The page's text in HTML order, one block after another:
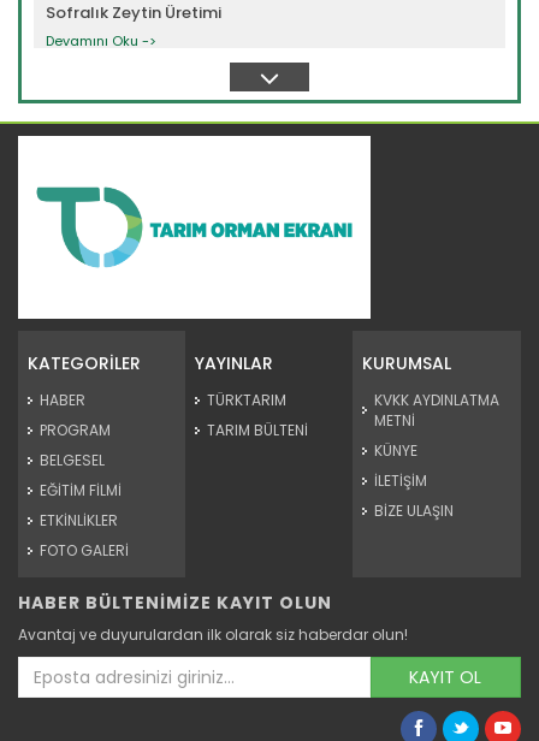
Sofralık Zeytin Üretimi
Devamını Oku ->
Organik Zeytin Yetiştiriciliği
Devamını Oku ->
KATEGORİLER
HABER
PROGRAM
BELGESEL
EĞİTİM FİLMİ
ETKİNLİKLER
FOTO GALERİ
YAYINLAR
TÜRKTARIM
TARIM BÜLTENİ
KURUMSAL
KVKK AYDINLATMA
METNİ
KÜNYE
İLETİŞİM
BİZE ULAŞIN
HABER BÜLTENİMİZE KAYIT OLUN
Avantaj ve duyurulardan ilk olarak siz haberdar olun!
KAYIT OL